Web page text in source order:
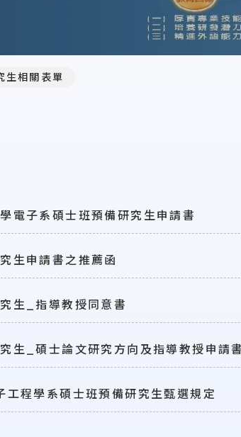
生相關表單
電子系碩士班預備研究生申請書
生申請書之推薦函
生_指導教授同意書
生_碩士論文研究方向及指導教授申請書
程學系碩士班預備研究生甄選規定